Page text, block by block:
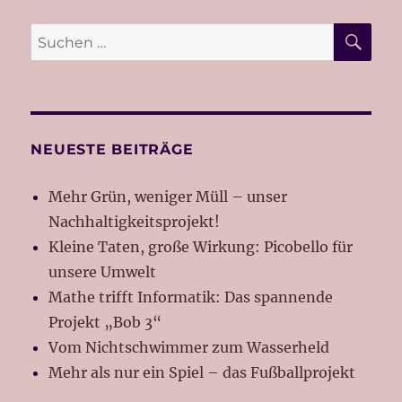
Beiträge
SEIT
E
E
Suche
nach:
NEUESTE BEITRÄGE
Mehr Grün, weniger Müll – unser
Nachhaltigkeitsprojekt!
Kleine Taten, große Wirkung: Picobello für
unsere Umwelt
Mathe trifft Informatik: Das spannende
Projekt „Bob 3“
Vom Nichtschwimmer zum Wasserheld
Mehr als nur ein Spiel – das Fußballprojekt